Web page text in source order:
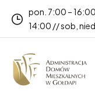
pon. 7:00 –
14:00 // sob,